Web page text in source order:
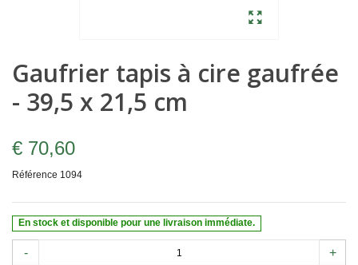
Gaufrier tapis à cire gaufrée
- 39,5 x 21,5 cm
€ 70,60
Référence 1094
En stock et disponible pour une livraison immédiate.
- +